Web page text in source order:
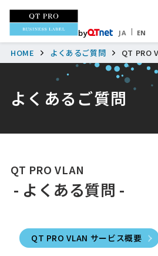
by JA EN
HOME よくあるご質問 QT PRO
よくあるご質問
QT PRO VLAN
よくある質問
QT PRO VLAN サービス概要